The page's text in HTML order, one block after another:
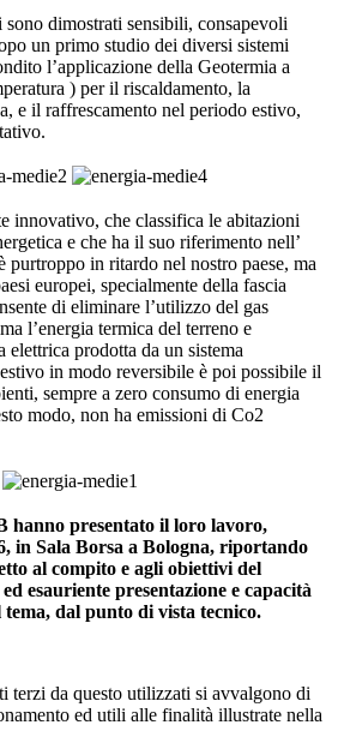
dimostrati sensibili, consapevoli
un primo studio dei diversi sistemi
l’applicazione della Geotermia a
) per il riscaldamento, la
e il raffrescamento nel periodo estivo,
innovativo, che classifica le abitazioni
e che ha il suo riferimento nell’
purtroppo in ritardo nel nostro paese, ma
europei, specialmente della fascia
di eliminare l’utilizzo del gas
l’energia termica del terreno e
elettrica prodotta da un sistema
in modo reversibile è poi possibile il
sempre a zero consumo di energia
modo, non ha emissioni di Co2
hanno presentato il loro lavoro,
in Sala Borsa a Bologna, riportando
al compito e agli obiettivi del
esauriente presentazione e capacità
dal punto di vista tecnico.
terzi da questo utilizzati si avvalgono di
ed utili alle finalità illustrate nella